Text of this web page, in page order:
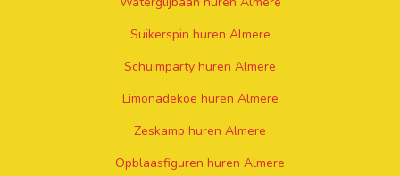
Suikerspin huren Almere
Schuimparty huren Almere
Limonadekoe huren Almere
Zeskamp huren Almere
Opblaasfiguren huren Almere